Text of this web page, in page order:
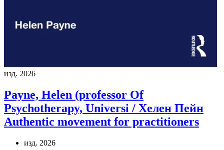
изд. 2026
Payne, Helen (professor Of
Psychotherapy, Universi / Хелен Пейн
Authentic movement for practitioners
изд. 2026